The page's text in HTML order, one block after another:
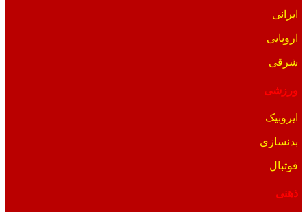
ایرانی
اروپایی
شرقی
ورزشی
ایروبیک
بدنسازی
فوتبال
ذهنی